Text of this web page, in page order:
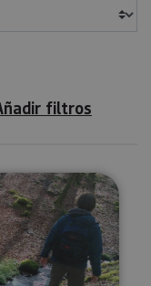
filtros
de setas en